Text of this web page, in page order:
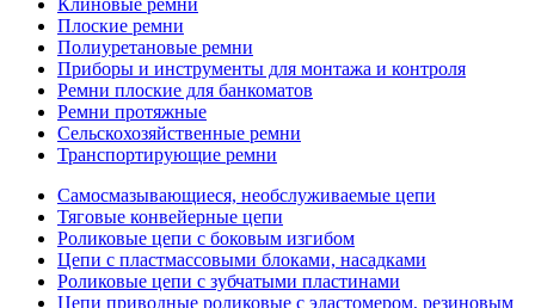
Клиновые ремни
Плоские ремни
Полиуретановые ремни
Приборы и инструменты для монтажа и контроля
Ремни плоские для банкоматов
Ремни протяжные
Сельскохозяйственные ремни
Транспортирующие ремни
Самосмазывающиеся, необслуживаемые цепи
Тяговые конвейерные цепи
Роликовые цепи с боковым изгибом
Цепи с пластмассовыми блоками, насадками
Роликовые цепи с зубчатыми пластинами
Цепи приводные роликовые с эластомером, резиновым